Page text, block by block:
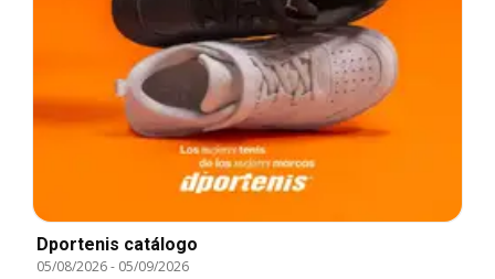
Dportenis catálogo
05/08/2026- 05/09/2026